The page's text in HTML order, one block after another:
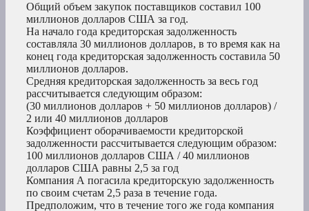
Общий объем закупок поставщиков составил 100
миллионов долларов США за год.
На начало года кредиторская задолженность
составляла 30 миллионов долларов, в то время как на
конец года кредиторская задолженность составила 50
миллионов долларов.
Средняя кредиторская задолженность за весь год
рассчитывается следующим образом:
(30 миллионов долларов + 50 миллионов долларов) /
2 или 40 миллионов долларов
Коэффициент оборачиваемости кредиторской
задолженности рассчитывается следующим образом:
100 миллионов долларов США / 40 миллионов
долларов США равны 2,5 за год
Компания А погасила кредиторскую задолженность
по своим счетам 2,5 раза в течение года.
Предположим, что в течение того же года компания